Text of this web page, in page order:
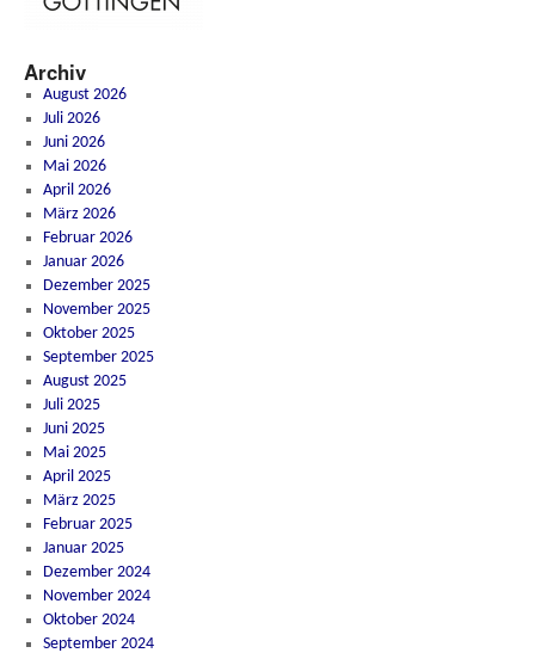
Archiv
August 2026
Juli 2026
Juni 2026
Mai 2026
April 2026
März 2026
Februar 2026
Januar 2026
Dezember 2025
November 2025
Oktober 2025
September 2025
August 2025
Juli 2025
Juni 2025
Mai 2025
April 2025
März 2025
Februar 2025
Januar 2025
Dezember 2024
November 2024
Oktober 2024
September 2024